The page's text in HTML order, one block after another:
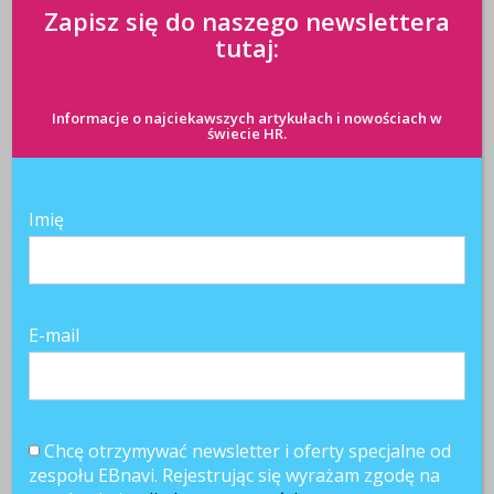
Najnowsze artykuły
Zapisz się do naszego newslettera
tutaj:
Informacje o najciekawszych artykułach i nowościach w
świecie HR.
Imię
E-mail
Chcę otrzymywać newsletter i oferty specjalne od
zespołu EBnavi. Rejestrując się wyrażam zgodę na